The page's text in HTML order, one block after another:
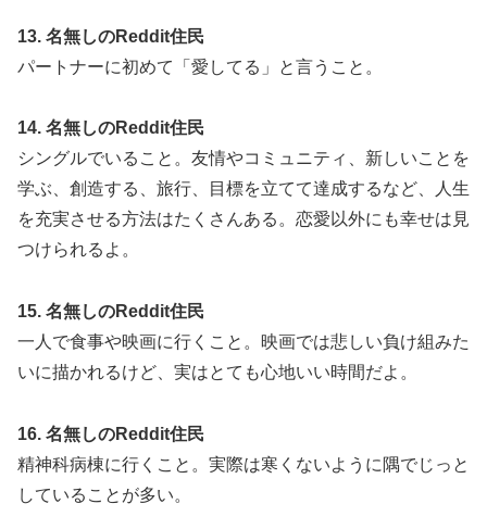
13. 名無しのReddit住民
パートナーに初めて「愛してる」と言うこと。
14. 名無しのReddit住民
シングルでいること。友情やコミュニティ、新しいことを
学ぶ、創造する、旅行、目標を立てて達成するなど、人生
を充実させる方法はたくさんある。恋愛以外にも幸せは見
つけられるよ。
15. 名無しのReddit住民
一人で食事や映画に行くこと。映画では悲しい負け組みた
いに描かれるけど、実はとても心地いい時間だよ。
16. 名無しのReddit住民
精神科病棟に行くこと。実際は寒くないように隅でじっと
していることが多い。